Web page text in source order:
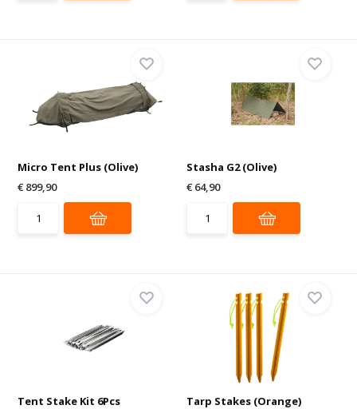
Micro Tent Plus (Olive)
€ 899,90
Stasha G2 (Olive)
€ 64,90
Tent Stake Kit 6Pcs
Tarp Stakes (Orange)